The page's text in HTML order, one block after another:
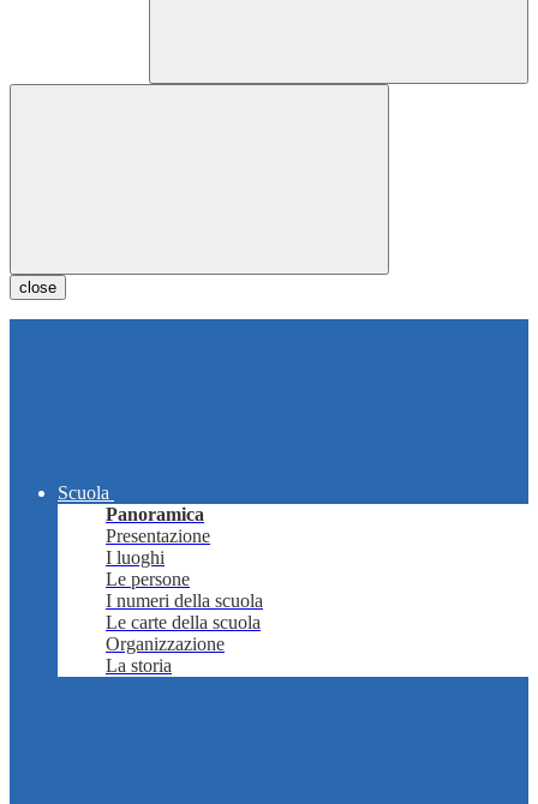
close
Scuola
Panoramica
Presentazione
I luoghi
Le persone
I numeri della scuola
Le carte della scuola
Organizzazione
La storia